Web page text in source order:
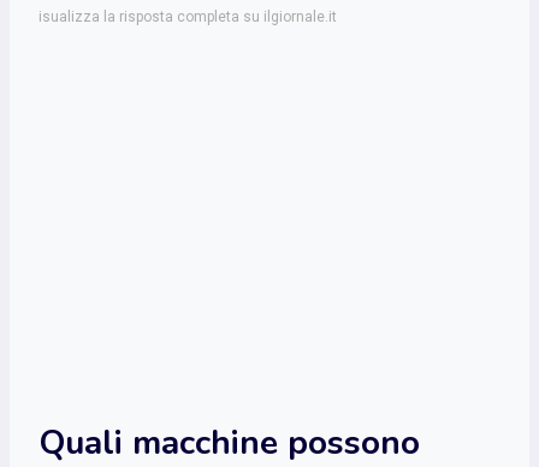
isualizza la risposta completa su ilgiornale.it
Quali macchine possono